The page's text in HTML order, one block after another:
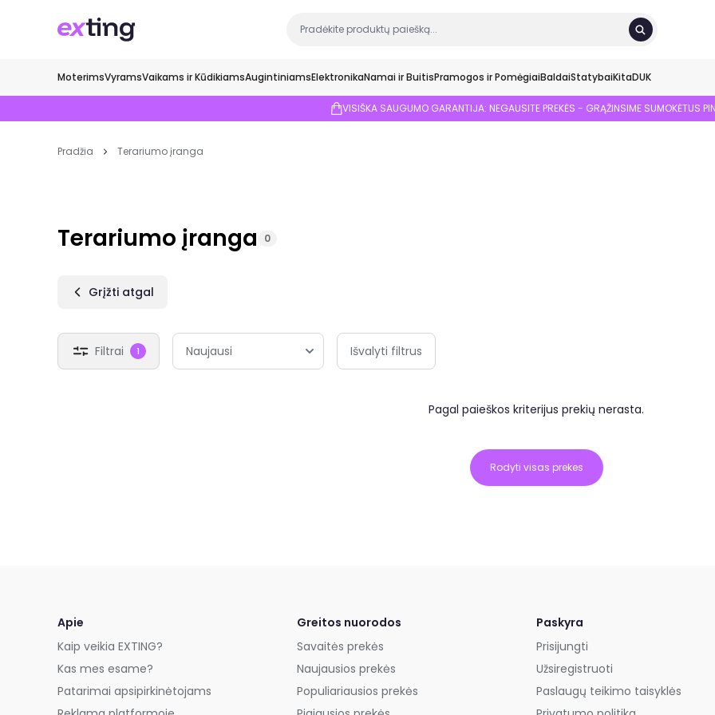
MoterimsVyramsVaikams ir KūdikiamsAugintiniamsElektronikaNamai ir BuitisPramogos ir PomėgiaiBaldaiStatybaiKitaDUK
VISIŠKA SAUGUMO GARANTIJA: NEGAUSITE PREKĖS - GRĄŽINSIME SUMOKĖTUS
Pradžia Terariumo įranga
Terariumo įranga 0
Grįžti atgal
Filtrai 1 Išvalyti filtrus
Pagal paieškos kriterijus prekių nerasta.
Rodyti visas prekes
Apie
Kaip veikia EXTING?
Kas mes esame?
Patarimai apsipirkinėtojams
Greitos nuorodos
Savaitės prekės
Naujausios prekės
Populiariausios prekės
Paskyra
Prisijungti
Užsiregistruoti
Paslaugų teikimo taisyklės